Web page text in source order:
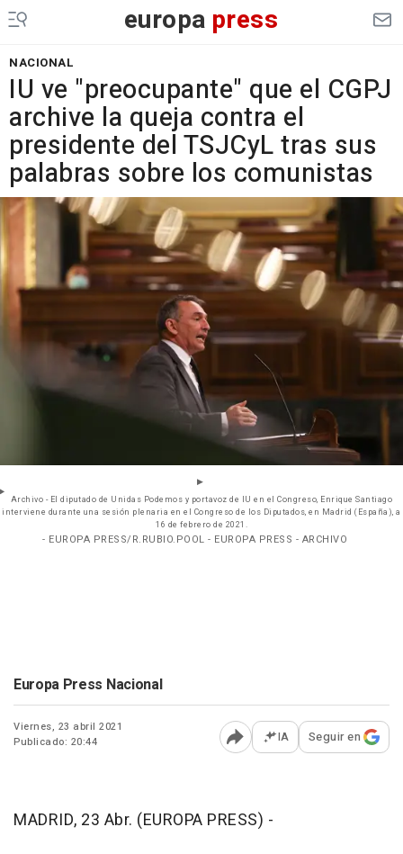
europa press
NACIONAL
IU ve "preocupante" que el CGPJ
archive la queja contra el
presidente del TSJCyL tras sus
palabras sobre los comunistas
Archivo - El diputado de Unidas Podemos y portavoz de IU en el Congreso, Enrique Santiago
interviene durante una sesión plenaria en el Congreso de los Diputados, en Madrid (España), a
16 de febrero de 2021.
- EUROPA PRESS/R.RUBIO.POOL - EUROPA PRESS - ARCHIVO
Europa Press Nacional
Viernes, 23 abril 2021
Publicado: 20:44
Abrir opciones para
IA Seguir en
MADRID, 23 Abr. (EUROPA PRESS) -